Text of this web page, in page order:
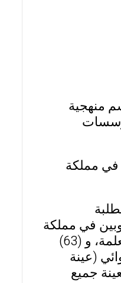
منهجية
في مملكة
في مملكة
البحرين بما مجموعه (3883) فردًا، موزعين على (3711) موهوبًا وموهوبة، و (110) معلمًا ومعلمة، و (63)
عشوائي (عينة
جميع